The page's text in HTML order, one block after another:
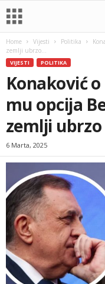
Home Vijesti Politika
zemlji ubrzo...
VIJESTI POLITIKA
Konaković
mu opcija
zemlji
6 Marta, 2025